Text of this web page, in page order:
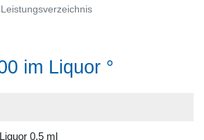
Leistungsverzeichnis
im Liquor °
Liquor 0,5 ml